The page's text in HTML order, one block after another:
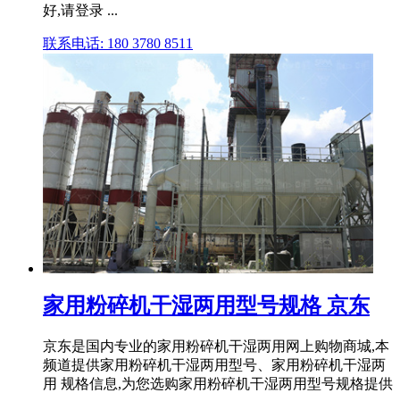
好,请登录 ...
联系电话: 180 3780 8511
家用粉碎机干湿两用型号规格 京东
京东是国内专业的家用粉碎机干湿两用网上购物商城,本
频道提供家用粉碎机干湿两用型号、家用粉碎机干湿两
用 规格信息,为您选购家用粉碎机干湿两用型号规格提供